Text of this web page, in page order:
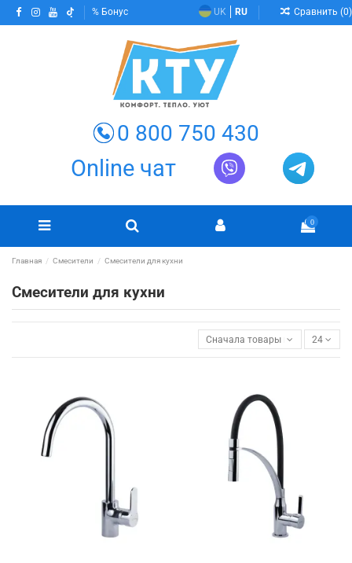
Бонус UK RU Сравнить (0)
0 800 750 430
Online чат
0
Главная Смесители Смесители для кухни
Смесители для кухни
Сначала товары в наличии
24